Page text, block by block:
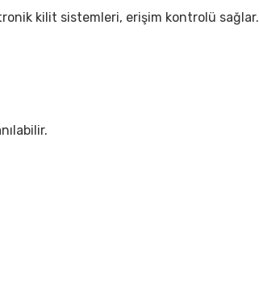
kilit sistemleri, erişim kontrolü sağlar.